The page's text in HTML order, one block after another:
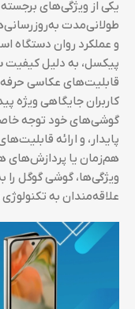
یکی از ویژگی‌های برجسته
طولانی‌مدت
و عملکرد روان
پیکسل، به دلیل کیفیت
قابلیت‌های عکاسی
کاربران جایگاهی ویژه
گوشی‌های خود توجه
پایدار، و ارائه
هم‌زمان یا پردازش‌های
ویژگی‌ها، گوشی گوگل را
علاقه‌مندان به